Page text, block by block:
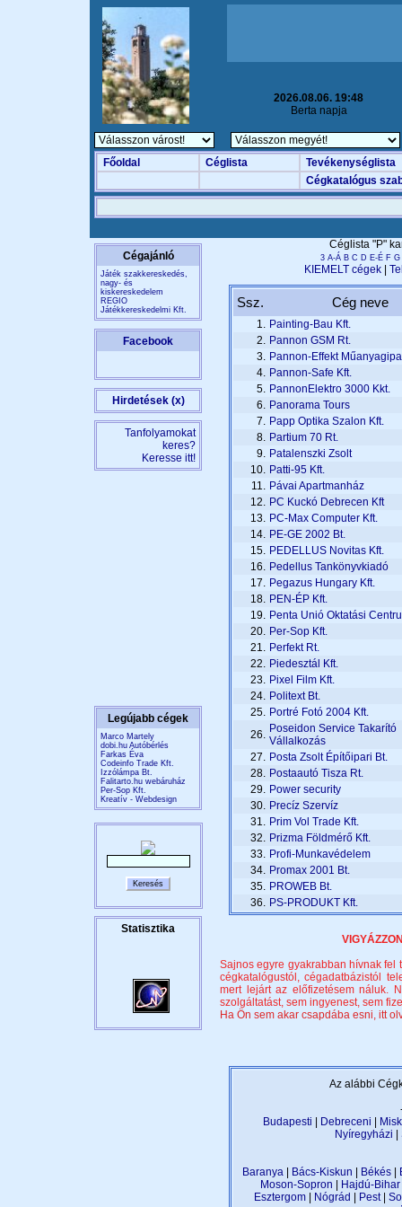
2026.08.06. 19:48
Berta napja
Főoldal Céglista
Tevékenységlista
Cégkatalógus
Cégajánló
Játék szakkereskedés,
nagy- és
kiskereskedelem
REGIO
Játékkereskedelmi Kft.
Facebook
Hirdetések (x)
Tanfolyamokat
keres?
Keresse itt!
Legújabb cégek
Marco Martely
dobi.hu Autóbérlés
Farkas Éva
Codeinfo Trade Kft.
Izzólámpa Bt.
Falitarto.hu webáruház
Per-Sop Kft.
Kreatív - Webdesign
Céglista "P"
3 A-Á B C D E-É F G
KIEMELT cégek|
Ssz. Cég neve
1. Painting-Bau Kft.
2. Pannon GSM Rt.
3. Pannon-Effekt
4. Pannon-Safe Kft.
5. PannonElektro 3000 Kkt.
6. Panorama Tours
7. Papp Optika Szalon Kft.
8. Partium 70 Rt.
9. Patalenszki Zsolt
10. Patti-95 Kft.
11. Pávai Apartmanház
12. PC Kuckó Debrecen Kft
13. PC-Max Computer Kft.
14. PE-GE 2002 Bt.
15. PEDELLUS Novitas Kft.
16. Pedellus Tankönyvkiadó
17. Pegazus Hungary Kft.
18. PEN-ÉP Kft.
19. Penta Unió Oktatási
20. Per-Sop Kft.
21. Perfekt Rt.
22. Piedesztál Kft.
23. Pixel Film Kft.
24. Politext Bt.
25. Portré Fotó 2004 Kft.
26. Poseidon Service Takarító
Vállalkozás
27. Posta Zsolt Építőipari Bt.
28. Postaautó Tisza Rt.
29. Power security
30. Precíz Szervíz
31. Prim Vol Trade Kft.
32. Prizma Földmérő Kft.
33. Profi-Munkavédelem
34. Promax 2001 Bt.
35. PROWEB Bt.
36. PS-PRODUKT Kft.
Sajnos egyre gyakrabban hívnak fel
cégkatalógustól, cégadatbázistól
mert lejárt az előfizetésem náluk.
szolgáltatást, sem ingyenest, sem
Ha Ön sem akar csapdába esni, itt
Az alábbi
Budapesti
Debreceni
Nyíregyházi
Baranya| Bács-Kiskun Békés|
Moson-Sopron
Hajdú-Bihar
Esztergom
Nógrád Pest|